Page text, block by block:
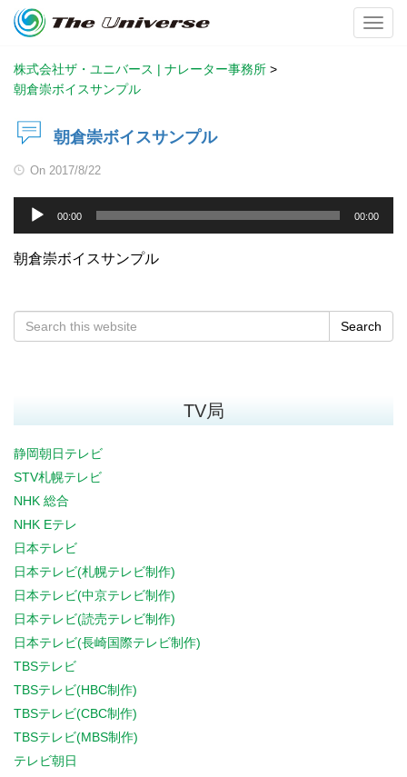
株式会社ザ・ユニバース | ナレーター事務所 >
朝倉崇ボイスサンプル
朝倉崇ボイスサンプル
On 2017/8/22
声
プ
ヤ
ー
00:00 00:00
朝倉崇ボイスサンプル
Search
TV局
静岡朝日テレビ
STV札幌テレビ
NHK 総合
NHK Eテレ
日本テレビ
日本テレビ(札幌テレビ制作)
日本テレビ(中京テレビ制作)
日本テレビ(読売テレビ制作)
日本テレビ(長崎国際テレビ制作)
TBSテレビ
TBSテレビ(HBC制作)
TBSテレビ(CBC制作)
TBSテレビ(MBS制作)
テレビ朝日